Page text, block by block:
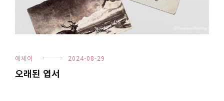
에세이 2024-08-29
오래된 엽서